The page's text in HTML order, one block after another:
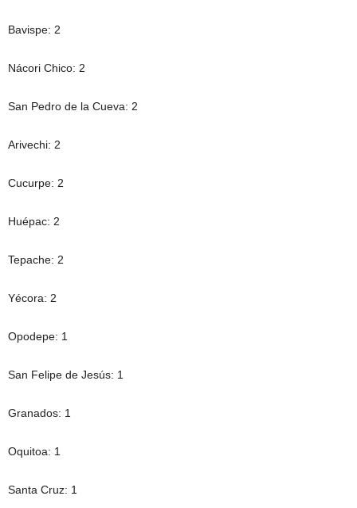
Bavispe: 2
Nácori Chico: 2
San Pedro de la Cueva: 2
Arivechi: 2
Cucurpe: 2
Huépac: 2
Tepache: 2
Yécora: 2
Opodepe: 1
San Felipe de Jesús: 1
Granados: 1
Oquitoa: 1
Santa Cruz: 1